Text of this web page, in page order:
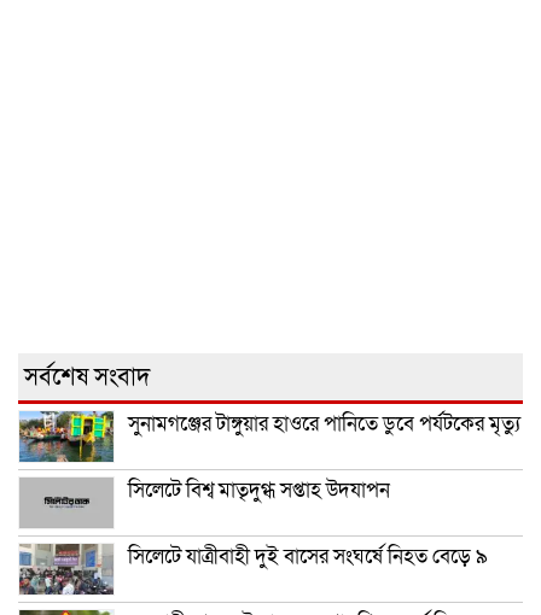
সর্বশেষ সংবাদ
সুনামগঞ্জের টাঙ্গুয়ার হাওরে পানিতে ডুবে পর্যটকের মৃত্যু
সিলেটে বিশ্ব মাতৃদুগ্ধ সপ্তাহ উদযাপন
সিলেটে যাত্রীবাহী দুই বাসের সংঘর্ষে নিহত বেড়ে ৯